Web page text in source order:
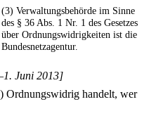
(3) Verwaltungsbehörde im Sinne
des § 36 Abs. 1 Nr. 1 des Gesetzes
über Ordnungswidrigkeiten ist die
Bundesnetzagentur.
Juni 2013]
Ordnungswidrig handelt, wer